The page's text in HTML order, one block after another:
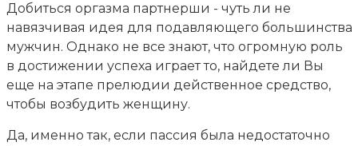
Добиться оргазма партнерши - чуть ли не
навязчивая идея для подавляющего большинства
мужчин. Однако не все знают, что огромную роль
в достижении успеха играет то, найдете ли Вы
еще на этапе прелюдии действенное средство,
чтобы возбудить женщину.
Да, именно так, если пассия была недостаточно